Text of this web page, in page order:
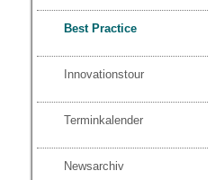
Best Practice
Innovationstour
Terminkalender
Newsarchiv